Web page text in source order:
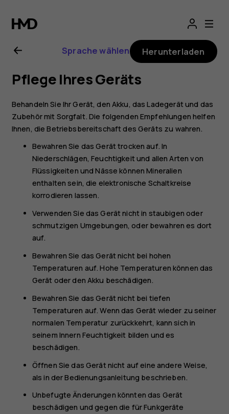
Nokia 2720-
Sprache wählen Herunterladen
Pflege Ihres Geräts
Behandeln Sie Ihr Gerät, den Akku, das Ladegerät und das
Zubehör mit Sorgfalt. Die folgenden Empfehlungen helfen
Ihnen, die Betriebsbereitschaft des Geräts zu wahren.
Bewahren Sie das Gerät trocken auf. In
Niederschlägen, Feuchtigkeit und allen Arten von
Flüssigkeiten und Nässe können Mineralien
enthalten sein, die elektronische Schaltkreise
korrodieren lassen.
Verwenden Sie das Gerät nicht in staubigen oder
schmutzigen Umgebungen, oder bewahren es dort
auf.
Bewahren Sie das Gerät nicht bei hohen
Temperaturen auf. Hohe Temperaturen können das
Gerät oder den Akku beschädigen.
Bewahren Sie das Gerät nicht bei tiefen
Temperaturen auf. Wenn das Gerät wieder zu seiner
normalen Temperatur zurückkehrt, kann sich in
seinem Innern Feuchtigkeit bilden und es
beschädigen.
Öffnen Sie das Gerät nicht auf eine andere Weise,
als in der Bedienungsanleitung beschrieben.
Unbefugte Änderungen könnten das Gerät
beschädigen und gegen die für Funkgeräte